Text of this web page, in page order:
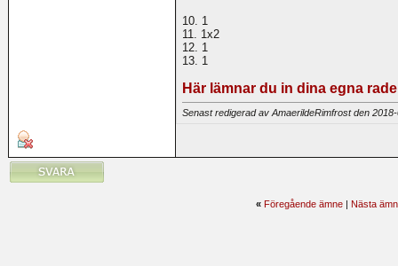
10. 1
11. 1x2
12. 1
13. 1
Här lämnar du in dina egna
Senast redigerad av AmaerildeRimfrost den
« Föregående ämne| Nästa